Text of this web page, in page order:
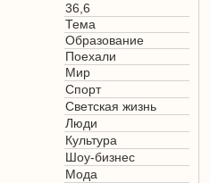
36,6
Тема
Образование
Поехали
Мир
Спорт
Светская жизнь
Люди
Культура
Шоу-бизнес
Мода